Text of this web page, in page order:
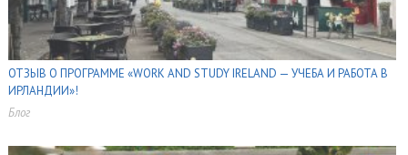
ОТЗЫВ О ПРОГРАММЕ «WORK AND STUDY IRELAND — УЧЕБА И РАБОТА В
ИРЛАНДИИ»!
Блог